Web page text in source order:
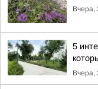
Вчера,
5
Вчера,